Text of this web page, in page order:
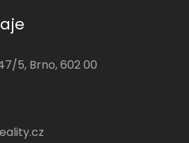
5, Brno, 602 00